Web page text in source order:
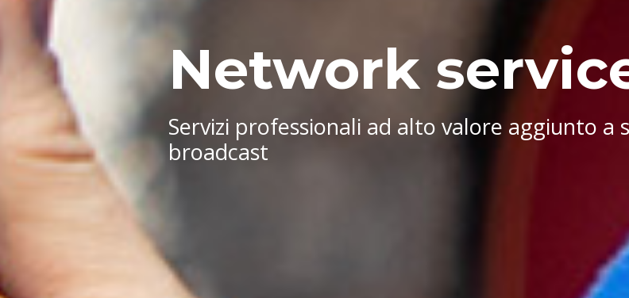
Network
Servizi professionali ad alto valore aggiunto
broadcast